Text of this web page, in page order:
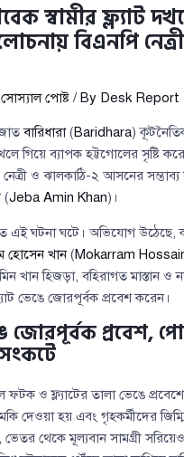
স্বামীর ফ্ল্যাট
বিএনপি
সোস্যাল পোষ্ট / By Desk Report
বারিধারা(Baridhara)
গিয়ে ব্যাপক হট্টগোলের সৃষ্টি
নেত্রী ও ঝালকাঠি-২ আসনের
(Jeba Amin Khan)।
এই ঘটনা ঘটে। অভিযোগ উঠেছে,
হোসেন খান(Mokarram
খান হিজড়া, বহিরাগত মাস্তান ও
ভেঙে জোরপূর্বক প্রবেশ করেন।
জোরপূর্বক প্রবেশ,
ফটক ও ফ্ল্যাটের তালা ভেঙে
দেওয়া হয় এবং গৃহকর্মীদের
থেকে মূল্যবান সামগ্রী